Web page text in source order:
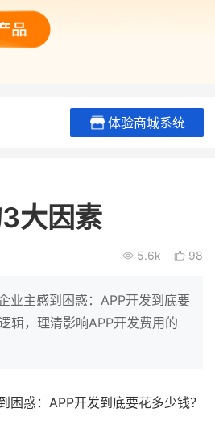
体验商城系统
大因素
5.6k 98
业主感到困惑：APP开发到底要
辑，理清影响APP开发费用的
困惑：APP开发到底要花多少钱？
生
2 万人
私域样本打法！新希望白帝乳业
靠企业微信实现销售额翻 8 倍！